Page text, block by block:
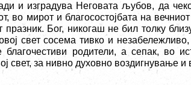
и изградува Неговата љубов, да
во мирот и благосостојбата на
Бог, никогаш не бил толку
свет сосема тивко и
родители, а сепак, во
свет, за нивно духовно воздигнување и